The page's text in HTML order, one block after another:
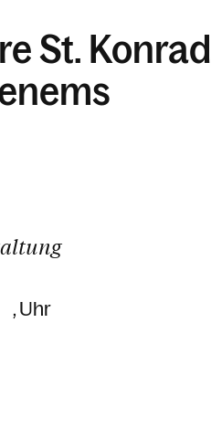
St. Konrad
, Uhr